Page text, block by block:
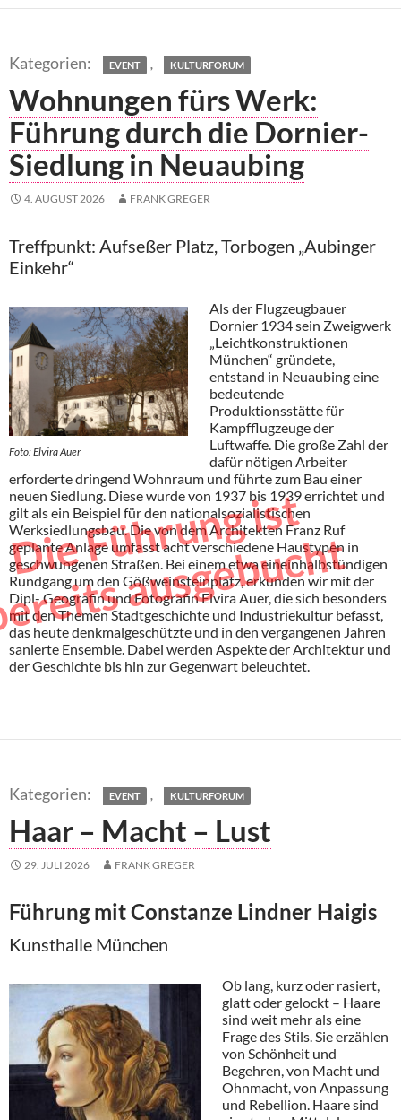
EVENT , KULTURFORUM
Wohnungen fürs Werk:
Führung durch die Dornier-
Siedlung in Neuaubing
4. AUGUST 2026 FRANK GREGER
Treffpunkt: Aufseßer Platz, Torbogen „Aubinger
Einkehr“
Foto: Elvira Auer
Als der Flugzeugbauer
Dornier 1934 sein Zweigwerk
„Leichtkonstruktionen
München“ gründete,
entstand in Neuaubing eine
bedeutende
Produktionsstätte für
Kampfflugzeuge der
Luftwaffe. Die große Zahl der
dafür nötigen Arbeiter
erforderte dringend Wohnraum und führte zum Bau einer
neuen Siedlung. Diese wurde von 1937 bis 1939 errichtet und
gilt als ein Beispiel für den nationalsozialistischen
Werksiedlungsbau. Die von dem Architekten Franz Ruf
geplante Anlage umfasst acht verschiedene Haustypen in
geschwungenen Straßen. Bei einem etwa eineinhalbstündigen
Rundgang um den Gößweinsteinplatz, erkunden wir mit der
Dipl- Geografin und Fotografin Elvira Auer, die sich besonders
mit den Themen Stadtgeschichte und Industriekultur befasst,
das heute denkmalgeschützte und in den vergangenen Jahren
sanierte Ensemble. Dabei werden Aspekte der Architektur und
der Geschichte bis hin zur Gegenwart beleuchtet.
e
F
ü
h
r
u
n
g
i
s
t
b
e
r
e
i
t
s
a
u
s
g
e
b
u
c
h
EVENT , KULTURFORUM
Haar – Macht – Lust
29. JULI 2026 FRANK GREGER
Führung mit Constanze Lindner Haigis
Kunsthalle München
Ob lang, kurz oder rasiert,
glatt oder gelockt – Haare
sind weit mehr als eine
Frage des Stils. Sie erzählen
von Schönheit und
Begehren, von Macht und
Ohnmacht, von Anpassung
und Rebellion. Haare sind